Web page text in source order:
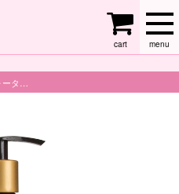
menu
cart